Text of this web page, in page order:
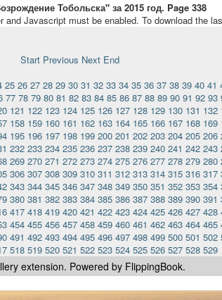
Тобольска" за 2015 год. Page 338
Javascript must be enabled. To download the
Start Previous Next End
25 26 27 28 29 30 31 32 33 34 35 36 37 38 39 40 41
77 78 79 80 81 82 83 84 85 86 87 88 89 90 91 92 93
121 122 123 124 125 126 127 128 129 130 131 132
158 159 160 161 162 163 164 165 166 167 168 169
195 196 197 198 199 200 201 202 203 204 205 206
232 233 234 235 236 237 238 239 240 241 242 243
269 270 271 272 273 274 275 276 277 278 279 280
306 307 308 309 310 311 312 313 314 315 316 317
343 344 345 346 347 348 349 350 351 352 353 354
380 381 382 383 384 385 386 387 388 389 390 391
417 418 419 420 421 422 423 424 425 426 427 428
454 455 456 457 458 459 460 461 462 463 464 465
491 492 493 494 495 496 497 498 499 500 501 502
518 519 520 521 522 523 524 525 526 527 528 529
extension. Powered by FlippingBook.